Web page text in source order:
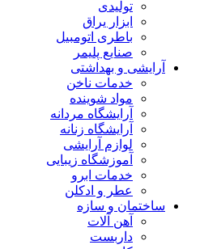
تولیدی
ابزار یراق
باطری اتومبیل
صنایع پلیمر
آرایشی و بهداشتی
خدمات ناخن
مواد شوینده
آرایشگاه مردانه
آرایشگاه زنانه
لوازم آرایشی
آموزشگاه زیبایی
خدمات ابرو
عطر و ادکلن
ساختمان و سازه
آهن آلات
داربست